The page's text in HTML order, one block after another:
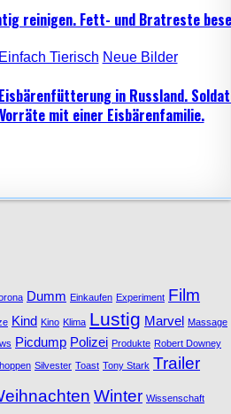
reinigen. Fett- und Bratreste
Einfach Tierisch Neue Bilder
in Russland.
mit einer Eisbärenfamilie.
Dumm Einkaufen Experiment Film
Kind Kino Klima Lustig Marvel Massage
Picdump Polizei Produkte Robert Downey
Silvester Toast Tony Stark Trailer
Winter Wissenschaft